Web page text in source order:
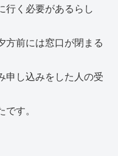
行く必要があるらし
方前には窓口が閉まる
申し込みをした人の受
す。